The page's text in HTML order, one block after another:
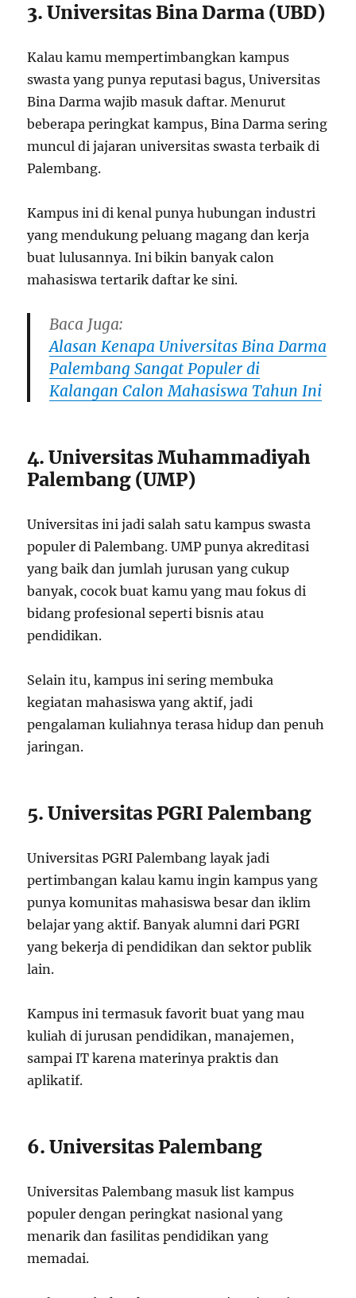
3. Universitas Bina Darma (UBD)
Kalau kamu mempertimbangkan kampus
swasta yang punya reputasi bagus, Universitas
Bina Darma wajib masuk daftar. Menurut
beberapa peringkat kampus, Bina Darma sering
muncul di jajaran universitas swasta terbaik di
Palembang.
Kampus ini di kenal punya hubungan industri
yang mendukung peluang magang dan kerja
buat lulusannya. Ini bikin banyak calon
mahasiswa tertarik daftar ke sini.
Baca Juga:
Alasan Kenapa Universitas Bina Darma
Palembang Sangat Populer di
Kalangan Calon Mahasiswa Tahun Ini
4. Universitas Muhammadiyah
Palembang (UMP)
Universitas ini jadi salah satu kampus swasta
populer di Palembang. UMP punya akreditasi
yang baik dan jumlah jurusan yang cukup
banyak, cocok buat kamu yang mau fokus di
bidang profesional seperti bisnis atau
pendidikan.
Selain itu, kampus ini sering membuka
kegiatan mahasiswa yang aktif, jadi
pengalaman kuliahnya terasa hidup dan penuh
jaringan.
5. Universitas PGRI Palembang
Universitas PGRI Palembang layak jadi
pertimbangan kalau kamu ingin kampus yang
punya komunitas mahasiswa besar dan iklim
belajar yang aktif. Banyak alumni dari PGRI
yang bekerja di pendidikan dan sektor publik
lain.
Kampus ini termasuk favorit buat yang mau
kuliah di jurusan pendidikan, manajemen,
sampai IT karena materinya praktis dan
aplikatif.
6. Universitas Palembang
Universitas Palembang masuk list kampus
populer dengan peringkat nasional yang
menarik dan fasilitas pendidikan yang
memadai.